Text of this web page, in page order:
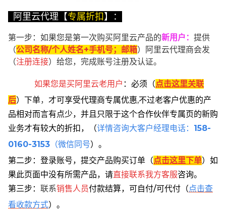
阿里云代理【专属折扣】：
第一步：如果您是第一次购买阿里云产品的新用户 ： 提供
（公司名称/个人姓名+手机号；邮箱）阿里云代理商会发
（注册连接）给您，完成账号注册及认证。
如果您是买阿里云老用户 ： 必须 （点击这里关联
后） 下单， 才可享受代理商专属优惠,不过老客户优惠的产
品相对而言有点少，并且只限于这个合作伙伴专属页的新购
业务才有较大的折扣，
（详情咨询大客户经理电话： 158-
0160-3153 （微信同号）。
第二步：登录账号，提交产品购买订单（点击这里下单） 如
果此页面中没有所需产品，请直接联系我方客服咨询。
第三步： 联系销售人员付款结算，可自付/可代付（点击查
看收款方式）。